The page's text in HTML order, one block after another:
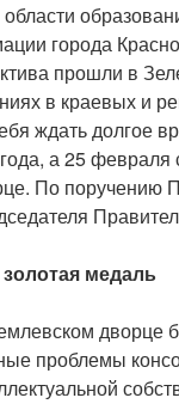
города
прошли в
в краевых и
ждать долгое
а 25
По поручению
медаль
дворце
проблемы